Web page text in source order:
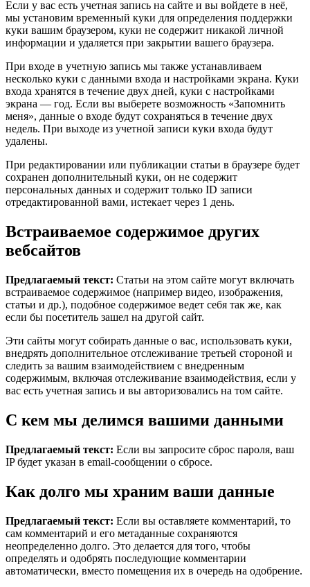
Если у вас есть учетная запись на сайте и вы войдете в неё,
мы установим временный куки для определения поддержки
куки вашим браузером, куки не содержит никакой личной
информации и удаляется при закрытии вашего браузера.
При входе в учетную запись мы также устанавливаем
несколько куки с данными входа и настройками экрана. Куки
входа хранятся в течение двух дней, куки с настройками
экрана — год. Если вы выберете возможность «Запомнить
меня», данные о входе будут сохраняться в течение двух
недель. При выходе из учетной записи куки входа будут
удалены.
При редактировании или публикации статьи в браузере будет
сохранен дополнительный куки, он не содержит
персональных данных и содержит только ID записи
отредактированной вами, истекает через 1 день.
Встраиваемое содержимое других
вебсайтов
Предлагаемый текст: Статьи на этом сайте могут включать
встраиваемое содержимое (например видео, изображения,
статьи и др.), подобное содержимое ведет себя так же, как
если бы посетитель зашел на другой сайт.
Эти сайты могут собирать данные о вас, использовать куки,
внедрять дополнительное отслеживание третьей стороной и
следить за вашим взаимодействием с внедренным
содержимым, включая отслеживание взаимодействия, если у
вас есть учетная запись и вы авторизовались на том сайте.
С кем мы делимся вашими данными
Предлагаемый текст: Если вы запросите сброс пароля, ваш
IP будет указан в email-сообщении о сбросе.
Как долго мы храним ваши данные
Предлагаемый текст: Если вы оставляете комментарий, то
сам комментарий и его метаданные сохраняются
неопределенно долго. Это делается для того, чтобы
определять и одобрять последующие комментарии
автоматически, вместо помещения их в очередь на одобрение.